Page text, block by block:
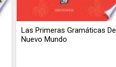
Las Primeras Gramáticas Del
Nuevo Mundo